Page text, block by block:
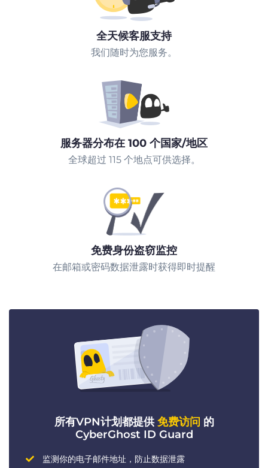
全天候客服支持
我们随时为您服务。
服务器分布在 100 个国家/地区
全球超过 115 个地点可供选择。
免费身份盗窃监控
在邮箱或密码数据泄露时获得即时提醒
所有VPN计划都提供免费访问 的
CyberGhost ID Guard
监测你的电子邮件地址，防止数据泄露